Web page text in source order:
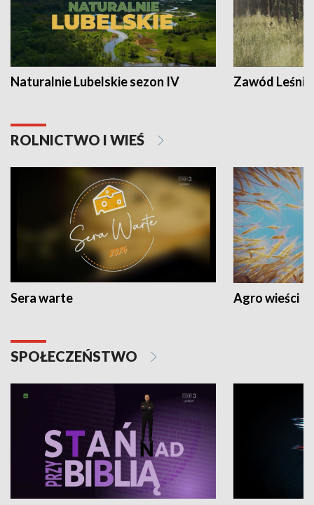
Naturalnie Lubelskie sezon IV Zawód Leśnik
ROLNICTWO I WIEŚ
Sera warte Agro wieści
SPOŁECZEŃSTWO